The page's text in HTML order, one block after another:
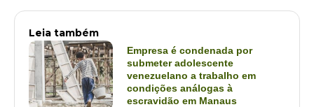
Leia também
Empresa é condenada por
submeter adolescente
venezuelano a trabalho em
condições análogas à
escravidão em Manaus